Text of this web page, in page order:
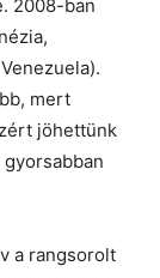
2008-ban
mert
jöhettünk
a rangsorolt